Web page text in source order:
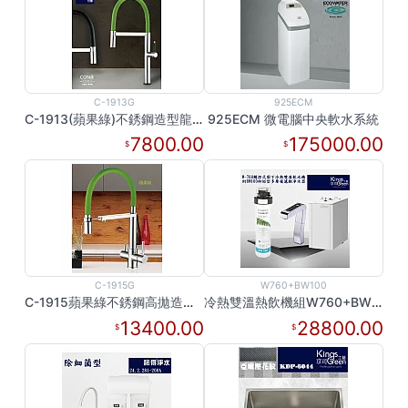
C-1913G
C-1913(蘋果綠)不銹鋼造型龍頭
7800.00
925ECM
925ECM 微電腦中央軟水系統
175000.00
C-1915G
C-1915蘋果綠不銹鋼高拋造型三用龍頭
13400.00
W760+BW100
冷熱雙溫熱飲機組W760+BW100
28800.00